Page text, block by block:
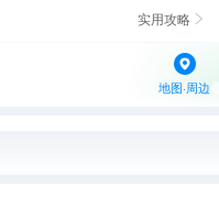
实用攻略 
地图·周边